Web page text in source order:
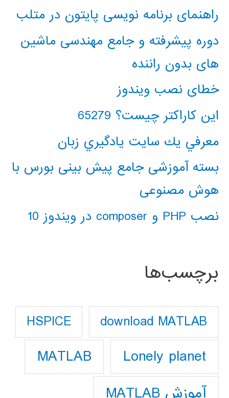
راهنمای برنامه نویسی پایتون در متلب
دوره پیشرفته و جامع مهندسی ماشین
های بدون راننده
خطای نصب ویندوز
این کاراکتر چیست؟ 65279
معرفي يك سايت يادگيري زبان
بسته آموزشی جامع پیش بینی بورس با
هوش مصنوعی
نصب PHP و composer در ویندوز 10
برچسب‌ها
download MATLAB
HSPICE
Lonely planet
MATLAB
آموزش MATLAB